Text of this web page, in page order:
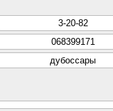
3-20-82
068399171
дубоссары